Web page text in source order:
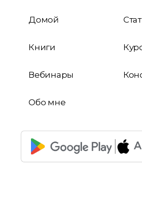
Домой
Книги
Вебинары
Обо мне